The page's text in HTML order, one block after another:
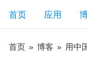
首页 应用
首页 » 博客 » 用中